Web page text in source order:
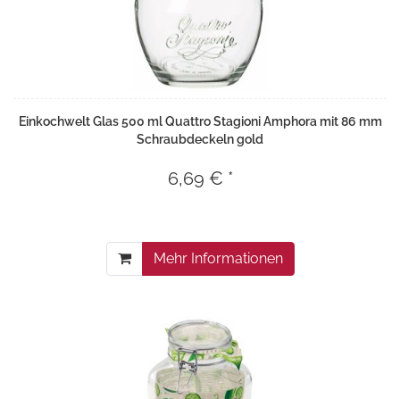
Einkochwelt Glas 500 ml Quattro Stagioni Amphora mit 86 mm
Schraubdeckeln gold
6,69 € *
Mehr Informationen